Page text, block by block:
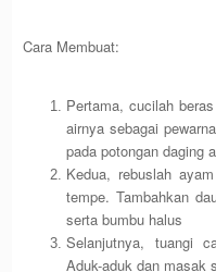
Cara Membuat:
Pertama, cucilah
airnya sebagai
pada potongan daging
Kedua, rebuslah
tempe. Tambahkan
serta bumbu halus
Selanjutnya, tuangi
Aduk-aduk dan masak